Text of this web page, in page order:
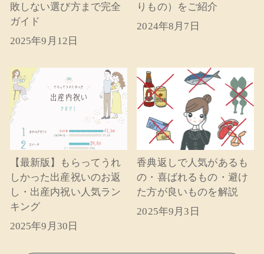
敗しない選び方まで完全
ガイド
2025年9月12日
りもの）をご紹介
2024年8月7日
【最新版】もらってうれ
しかった出産祝いのお返
し・出産内祝い人気ラン
キング
2025年9月30日
香典返しで人気があるも
の・喜ばれるもの・避け
た方が良いものを解説
2025年9月3日